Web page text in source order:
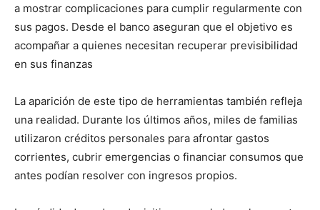
a mostrar complicaciones para cumplir regularmente con
sus pagos. Desde el banco aseguran que el objetivo es
acompañar a quienes necesitan recuperar previsibilidad
en sus finanzas
La aparición de este tipo de herramientas también refleja
una realidad. Durante los últimos años, miles de familias
utilizaron créditos personales para afrontar gastos
corrientes, cubrir emergencias o financiar consumos que
antes podían resolver con ingresos propios.